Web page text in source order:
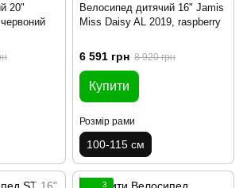
20"
Велосипед дитячий 16" Jamis
Miss Daisy AL 2019, raspberry
6 591 грн 8 920 грн
Купити
Розмір рами
100-115 см
3